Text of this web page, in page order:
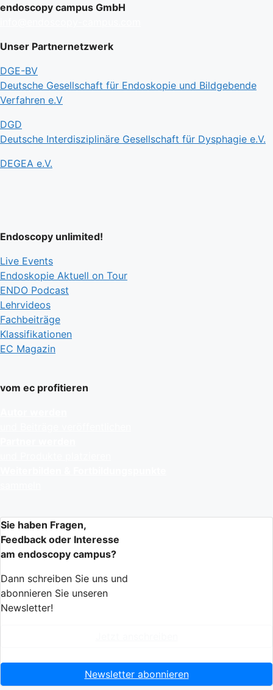
endoscopy campus GmbH
Unser Partnernetzwerk
DGE-BV
Deutsche Gesellschaft für Endoskopie und Bildgebende
Verfahren e.V
DGD
Deutsche Interdisziplinäre Gesellschaft für Dysphagie e.V.
DEGEA e.V.
Endoscopy unlimited!
Live Events
Endoskopie Aktuell on Tour
ENDO Podcast
Lehrvideos
Fachbeiträge
Klassifikationen
EC Magazin
vom ec profitieren
Sie haben Fragen,
Feedback oder Interesse
am endoscopy campus?
Dann schreiben Sie uns und
abonnieren Sie unseren
Newsletter!
Newsletter abonnieren